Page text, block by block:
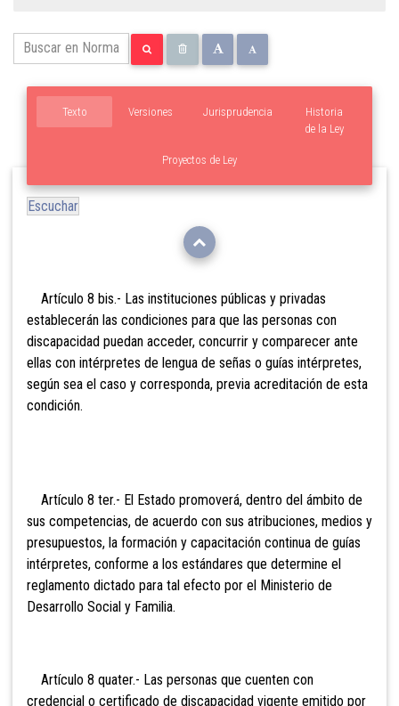
Texto Versiones
Proyectos de Ley
Historia
de la Ley
Jurisprudencia
Escuchar
Artículo 8 bis.- Las instituciones públicas y privadas
establecerán las condiciones para que las personas con
discapacidad puedan acceder, concurrir y comparecer ante
ellas con intérpretes de lengua de señas o guías intérpretes,
según sea el caso y corresponda, previa acreditación de esta
condición.
Artículo 8 ter.- El Estado promoverá, dentro del ámbito de
sus competencias, de acuerdo con sus atribuciones, medios y
presupuestos, la formación y capacitación continua de guías
intérpretes, conforme a los estándares que determine el
reglamento dictado para tal efecto por el Ministerio de
Desarrollo Social y Familia.
Artículo 8 quater.- Las personas que cuenten con
credencial o certificado de discapacidad vigente emitido por